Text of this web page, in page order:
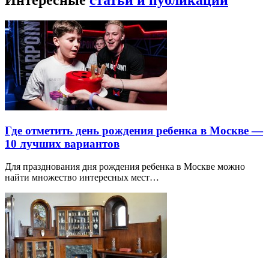
Где отметить день рождения ребенка в Москве —
10 лучших вариантов
Для празднования дня рождения ребенка в Москве можно
найти множество интересных мест…